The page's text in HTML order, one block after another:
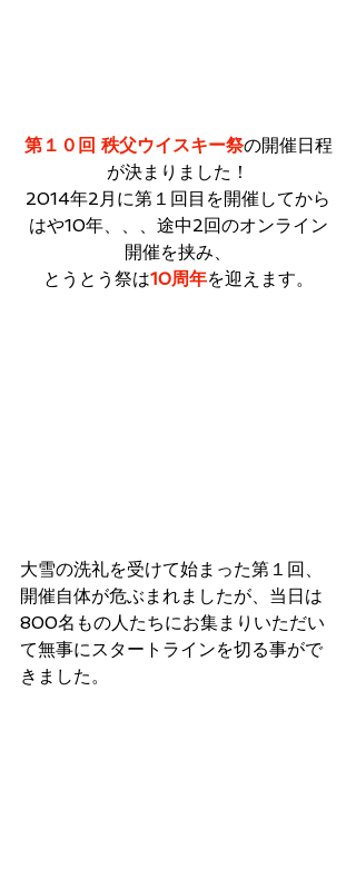
第１０回 秩父ウイスキー祭の開催日程
が決まりました！
2014年2月に第１回目を開催してから
はや10年、、、途中2回のオンライン
開催を挟み、
とうとう祭は10周年を迎えます。
大雪の洗礼を受けて始まった第１回、
開催自体が危ぶまれましたが、当日は
800名もの人たちにお集まりいただい
て無事にスタートラインを切る事がで
きました。